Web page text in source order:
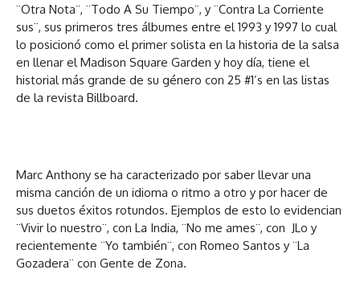
¨Otra Nota¨, ¨Todo A Su Tiempo¨, y ¨Contra La Corriente
sus¨, sus primeros tres álbumes entre el 1993 y 1997 lo cual
lo posicionó como el primer solista en la historia de la salsa
en llenar el Madison Square Garden y hoy día, tiene el
historial más grande de su género con 25 #1’s en las listas
de la revista Billboard.
Marc Anthony se ha caracterizado por saber llevar una
misma canción de un idioma o ritmo a otro y por hacer de
sus duetos éxitos rotundos. Ejemplos de esto lo evidencian
¨Vivir lo nuestro¨, con La India, ¨No me ames¨, con JLo y
recientemente ¨Yo también¨, con Romeo Santos y ¨La
Gozadera¨ con Gente de Zona.